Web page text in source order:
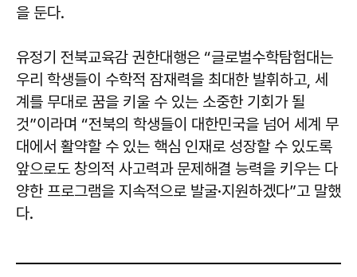
을 둔다.
유정기 전북교육감 권한대행은 “글로벌수학탐험대는
우리 학생들이 수학적 잠재력을 최대한 발휘하고, 세
계를 무대로 꿈을 키울 수 있는 소중한 기회가 될
것”이라며 “전북의 학생들이 대한민국을 넘어 세계 무
대에서 활약할 수 있는 핵심 인재로 성장할 수 있도록
앞으로도 창의적 사고력과 문제해결 능력을 키우는 다
양한 프로그램을 지속적으로 발굴·지원하겠다”고 말했
다.